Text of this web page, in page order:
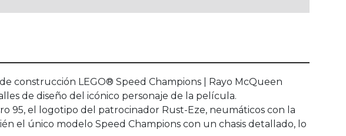
construcción LEGO® Speed Champions | Rayo McQueen
de diseño del icónico personaje de la película.
95, el logotipo del patrocinador Rust-Eze, neumáticos con la
el único modelo Speed Champions con un chasis detallado, lo